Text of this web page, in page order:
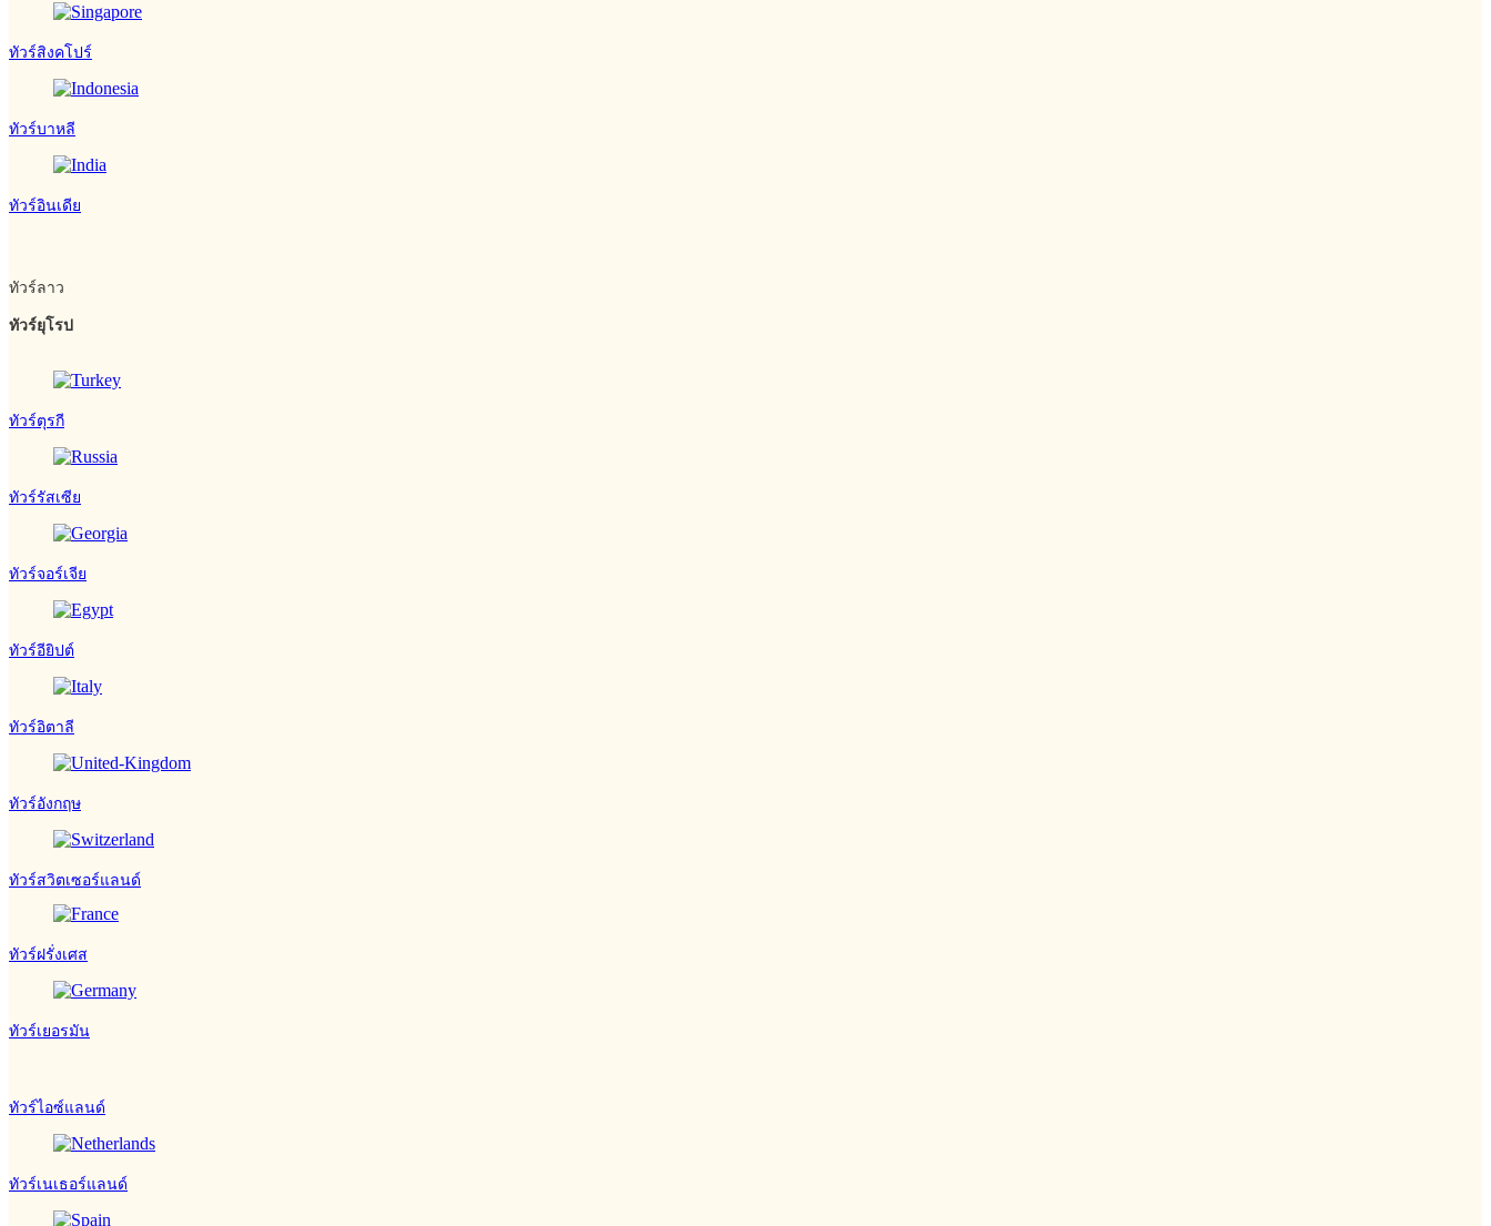
ทัวร์สิงคโปร์
ทัวร์บาหลี
ทัวร์อินเดีย
ทัวร์ลาว
ทัวร์ยุโรป
ทัวร์ตุรกี
ทัวร์รัสเซีย
ทัวร์จอร์เจีย
ทัวร์อียิปต์
ทัวร์อิตาลี
ทัวร์อังกฤษ
ทัวร์สวิตเซอร์แลนด์
ทัวร์ฝรั่งเศส
ทัวร์เยอรมัน
ทัวร์ไอซ์แลนด์
ทัวร์เนเธอร์แลนด์